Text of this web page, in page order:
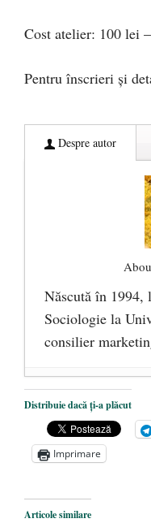
Cost atelier: 100 lei
Pentru înscrieri și
Despre autor
Născută în
Sociologie la
consilier
Activităti
- 7 ianuarie
Ateliere cu
decembrie 2019
octombrie 2019
Distribuie dacă ți-a plăcut
Imprimare
Articole similare